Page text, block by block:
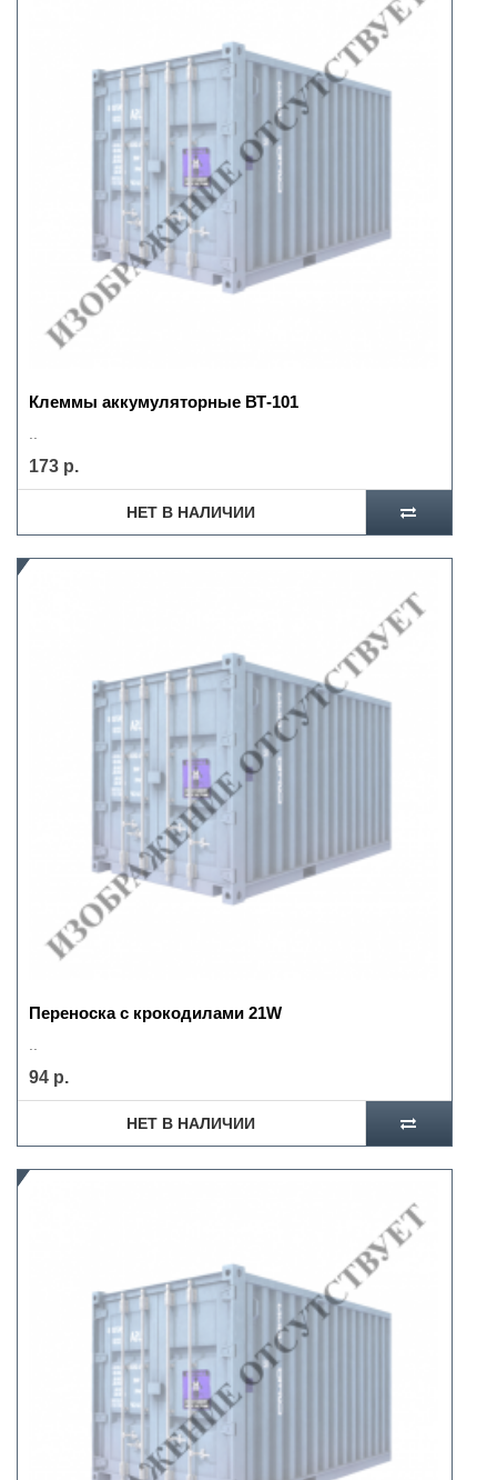
Клеммы аккумуляторные ВТ-101
173 р.
НЕТ В НАЛИЧИИ
Переноска с крокодилами 21W
94 р.
НЕТ В НАЛИЧИИ